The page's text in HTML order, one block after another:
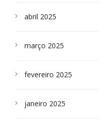
abril 2025
março 2025
fevereiro 2025
janeiro 2025